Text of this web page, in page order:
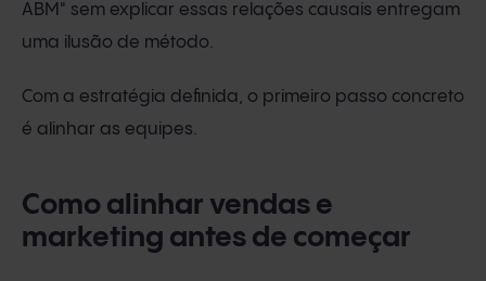
ABM" sem explicar essas relações causais entregam
uma ilusão de método.
Com a estratégia definida, o primeiro passo concreto
é alinhar as equipes.
Como alinhar vendas e
marketing antes de começar